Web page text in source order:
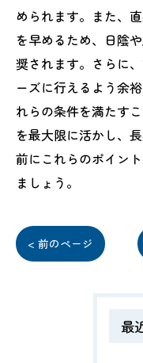
められます。また、
を早めるため、日陰
奨されます。さらに
ーズに行えるよう余
れらの条件を満たす
を最大限に活かし、
前にこれらのポイン
ましょう。
< 前のページ
最